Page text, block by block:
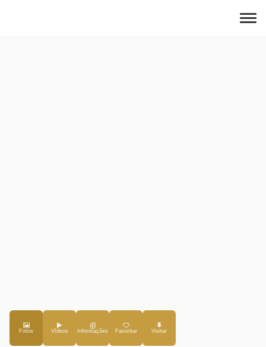
Fotos Vídeos Favoritar